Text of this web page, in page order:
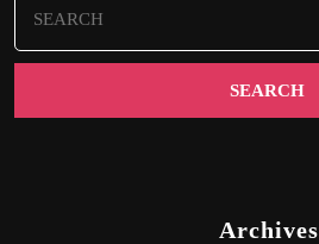
for:
Archives